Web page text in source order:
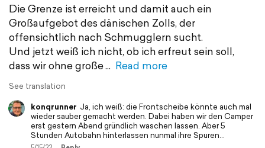
Die Grenze ist erreicht und damit auch ein
Großaufgebot des dänischen Zolls, der
offensichtlich nach Schmugglern sucht.
Und jetzt weiß ich nicht, ob ich erfreut sein soll,
dass wir ohne große
Read more
See translation
konqrunner Ja, ich weiß: die Frontscheibe könnte auch mal
wieder sauber gemacht werden. Dabei haben wir den Camper
erst gestern Abend gründlich waschen lassen. Aber 5
Stunden Autobahn hinterlassen nunmal ihre Spuren…